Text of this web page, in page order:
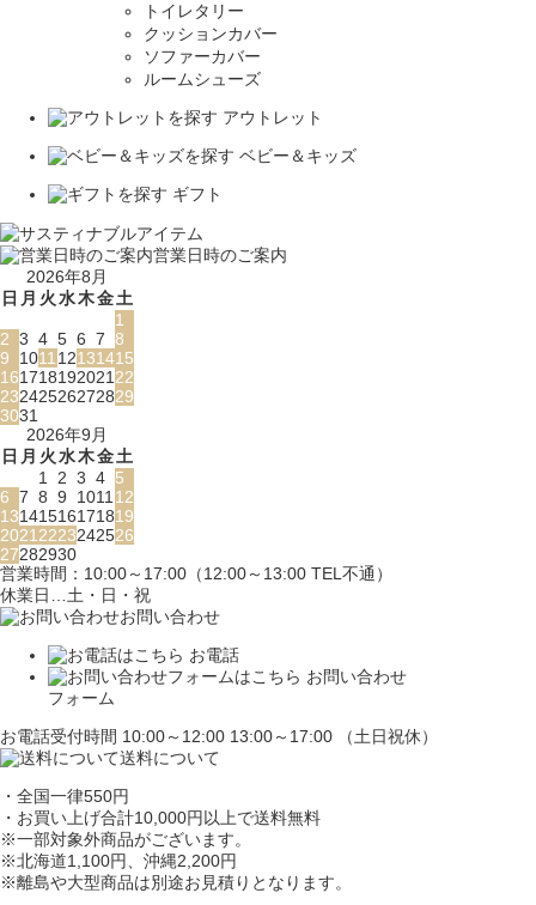
トイレタリー
クッションカバー
ソファーカバー
ルームシューズ
アウトレット
ベビー＆キッズ
ギフト
営業日時のご案内
2026年8月
日 月 火水木金土
1
2 3 4 5 6 7 8
9
101112131415
16171819202122
23242526272829
3031
2026年9月
日 月 火水木金土
1 2 3 4 5
6 7 8 9 101112
13141516171819
20212223242526
27282930
営業時間：10:00～17:00（12:00～13:00 TEL不通）
休業日…土・日・祝
お問い合わせ
お電話
お問い合わせ
フォーム
お電話受付時間 10:00～12:00 13:00～17:00 （土日祝休）
送料について
・全国一律550円
・お買い上げ合計10,000円 以上で送料無料
※一部対象外商品がございます。
※北海道1,100円、沖縄2,200円
※離島や大型商品は別途お見積りとなります。